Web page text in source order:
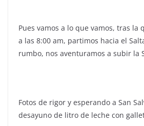
Pues vamos a lo que vamos, tras la
a las 8:00 am, partimos hacia el
rumbo, nos aventuramos a subir la
Fotos de rigor y esperando a San
desayuno de litro de leche con